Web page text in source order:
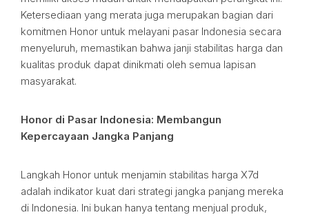
Ketersediaan yang merata juga merupakan bagian dari
komitmen Honor untuk melayani pasar Indonesia secara
menyeluruh, memastikan bahwa janji stabilitas harga dan
kualitas produk dapat dinikmati oleh semua lapisan
masyarakat.
Honor di Pasar Indonesia: Membangun
Kepercayaan Jangka Panjang
Langkah Honor untuk menjamin stabilitas harga X7d
adalah indikator kuat dari strategi jangka panjang mereka
di Indonesia. Ini bukan hanya tentang menjual produk,